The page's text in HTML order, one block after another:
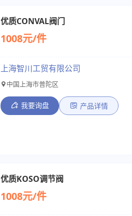
优质CONVAL阀门
1008元/件
上海智川工贸有限公司
中国上海市普陀区
我要询盘 产品详情
优质KOSO调节阀
1008元/件